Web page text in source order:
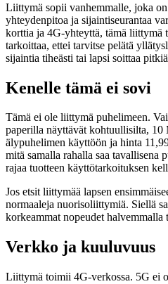
Liittymä sopii vanhemmalle, joka
yhteydenpitoa ja sijaintiseurantaa
korttia ja 4G-yhteyttä, tämä liittymä
tarkoittaa, ettei tarvitse pelätä
sijaintia tiheästi tai lapsi soittaa
Kenelle tämä ei sovi
Tämä ei ole liittymä puhelimeen.
paperilla näyttävät kohtuullisilta, 10
älypuhelimen käyttöön ja hinta
mitä samalla rahalla saa tavallisena
rajaa tuotteen käyttötarkoituksen
Jos etsit liittymää lapsen
normaaleja nuorisoliittymiä. Siellä
korkeammat nopeudet halvemmalla
Verkko ja kuuluvuus
Liittymä toimii 4G-verkossa. 5G ei